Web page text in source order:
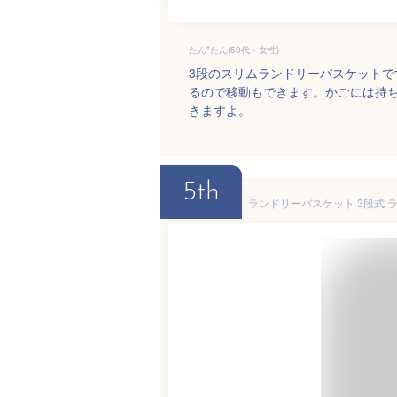
たん*たん(50代・女性)
3段のスリムランドリーバスケット
るので移動もできます。かごには持
きますよ。
5th